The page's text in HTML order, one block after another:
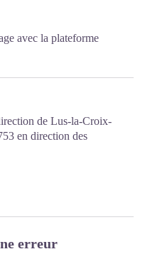
avec la plateforme
de Lus-la-Croix-
en direction des
erreur